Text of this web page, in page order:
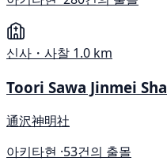
신사・사찰 1.0 km
Toori Sawa Jinmei Sha
通沢神明社
아키타현 ·53건의 출몰